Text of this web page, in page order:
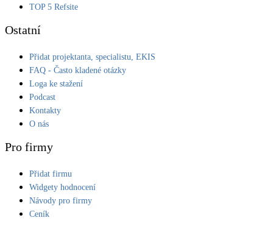
TOP 5 Refsite
Ostatní
Přidat projektanta, specialistu, EKIS
FAQ - Často kladené otázky
Loga ke stažení
Podcast
Kontakty
O nás
Pro firmy
Přidat firmu
Widgety hodnocení
Návody pro firmy
Ceník